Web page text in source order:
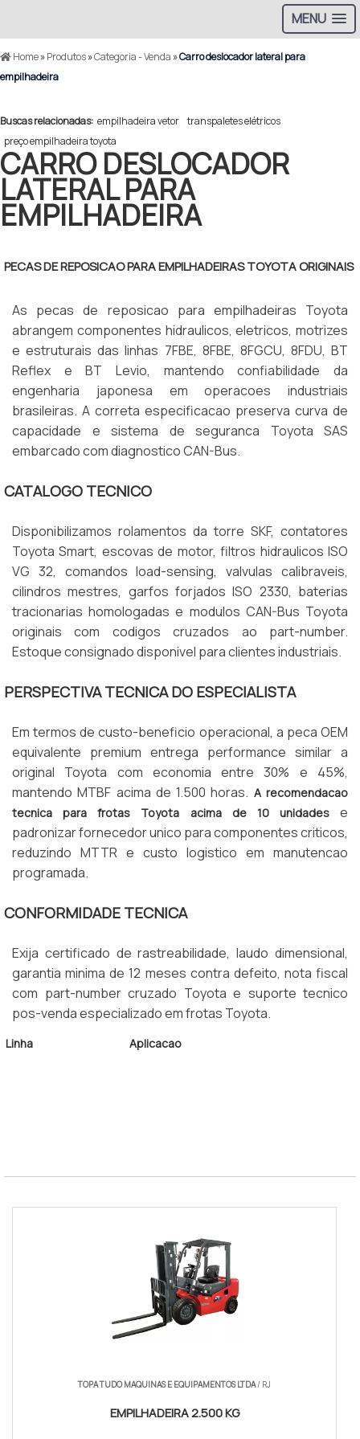
MENU
Home»Produtos»Categoria - Venda »Carro deslocador lateral para
empilhadeira
Buscas relacionadas: empilhadeira vetor transpaletes elétricos
preço empilhadeira toyota
CARRO DESLOCADOR
LATERAL PARA
EMPILHADEIRA
PECAS DE REPOSICAO PARA EMPILHADEIRAS TOYOTA ORIGINAIS
As pecas de reposicao para empilhadeiras Toyota
abrangem componentes hidraulicos, eletricos, motrizes
e estruturais das linhas 7FBE, 8FBE, 8FGCU, 8FDU, BT
Reflex e BT Levio, mantendo confiabilidade da
engenharia japonesa em operacoes industriais
brasileiras. A correta especificacao preserva curva de
capacidade e sistema de seguranca Toyota SAS
embarcado com diagnostico CAN-Bus.
CATALOGO TECNICO
Disponibilizamos rolamentos da torre SKF, contatores
Toyota Smart, escovas de motor, filtros hidraulicos ISO
VG 32, comandos load-sensing, valvulas calibraveis,
cilindros mestres, garfos forjados ISO 2330, baterias
tracionarias homologadas e modulos CAN-Bus Toyota
originais com codigos cruzados ao part-number.
Estoque consignado disponivel para clientes industriais.
PERSPECTIVA TECNICA DO ESPECIALISTA
Em termos de custo-beneficio operacional, a peca OEM
equivalente premium entrega performance similar a
original Toyota com economia entre 30% e 45%,
mantendo MTBF acima de 1.500 horas. A recomendacao
tecnica para frotas Toyota acima de 10 unidadese
padronizar fornecedor unico para componentes criticos,
reduzindo MTTR e custo logistico em manutencao
programada.
CONFORMIDADE TECNICA
Exija certificado de rastreabilidade, laudo dimensional,
garantia minima de 12 meses contra defeito, nota fiscal
com part-number cruzado Toyota e suporte tecnico
pos-venda especializado em frotas Toyota.
Linha Aplicacao
TOPA TUDO MAQUINAS E EQUIPAMENTOS LTDA/ RJ
EMPILHADEIRA 2.500 KG